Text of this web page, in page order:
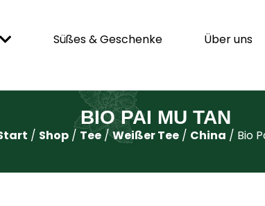
Süßes & Geschenke Über uns
BIO PAI MU TAN
/ Shop / Tee /Weißer Tee / China / Bio